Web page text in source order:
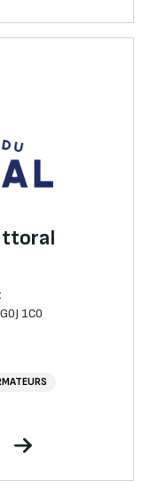
1C0